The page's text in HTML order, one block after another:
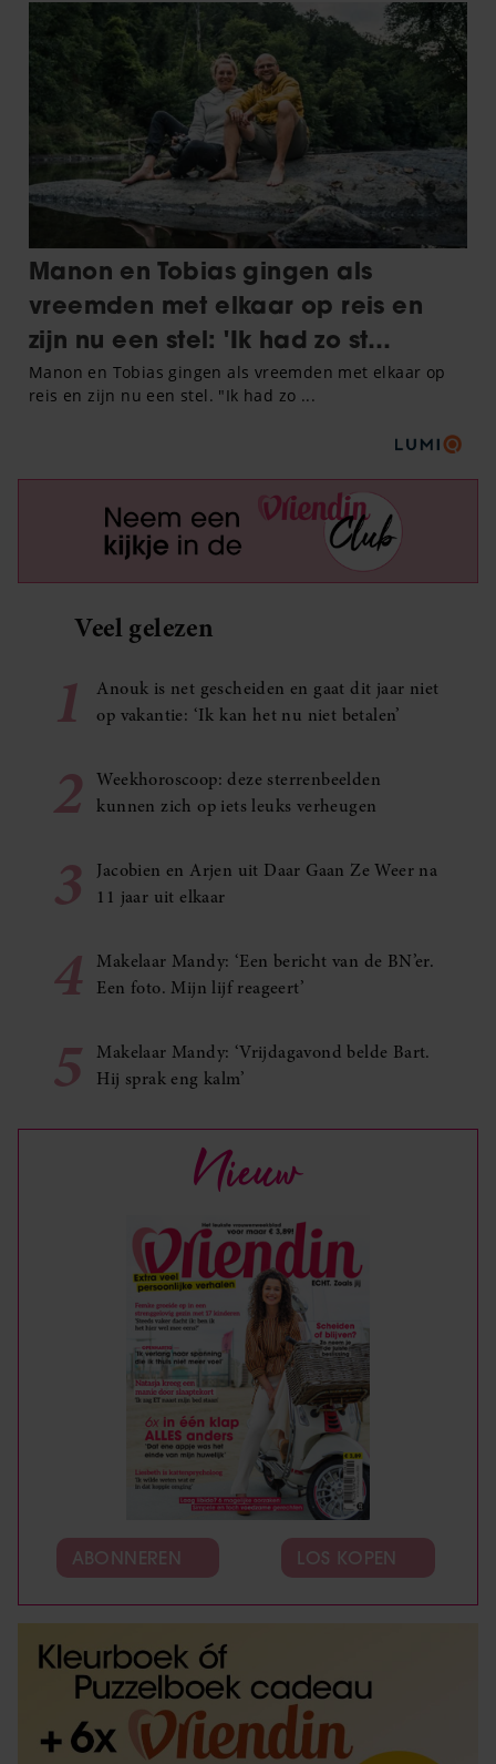
Veel gelezen
1
Anouk is net gescheiden en gaat dit jaar niet
op vakantie: ‘Ik kan het nu niet betalen’
2
Weekhoroscoop: deze sterrenbeelden
kunnen zich op iets leuks verheugen
3
Jacobien en Arjen uit Daar Gaan Ze Weer na
11 jaar uit elkaar
4
Makelaar Mandy: ‘Een bericht van de BN’er.
Een foto. Mijn lijf reageert’
5
Makelaar Mandy: ‘Vrijdagavond belde Bart.
Hij sprak eng kalm’
Nieuw
ABONNEREN LOS KOPEN